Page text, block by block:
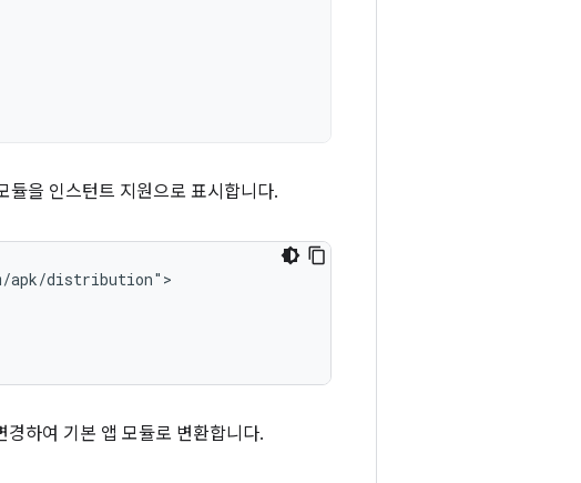
듈을 인스턴트 지원으로 표시합니다.
경하여 기본 앱 모듈로 변환합니다.